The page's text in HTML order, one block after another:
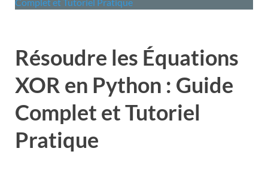
Résoudre les Équations
XOR en Python : Guide
Complet et Tutoriel
Pratique